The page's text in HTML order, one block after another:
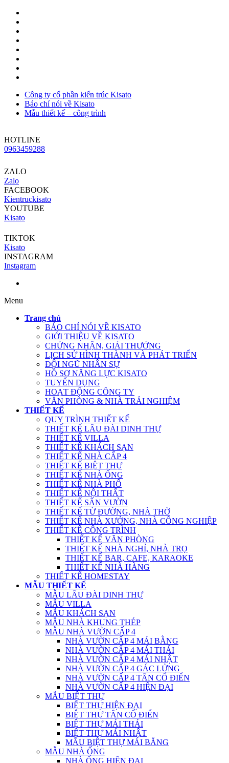
Công ty cổ phần kiến trúc Kisato
Báo chí nói về Kisato
Mẫu thiết kế – công trình
HOTLINE
0963459288
ZALO
Zalo
FACEBOOK
Kientruckisato
YOUTUBE
Kisato
TIKTOK
Kisato
INSTAGRAM
Instagram
Menu
Trang chủ
BÁO CHÍ NÓI VỀ KISATO
GIỚI THIỆU VỀ KISATO
CHỨNG NHẬN, GIẢI THƯỞNG
LỊCH SỬ HÌNH THÀNH VÀ PHÁT TRIỂN
ĐỘI NGŨ NHÂN SỰ
HỒ SƠ NĂNG LỰC KISATO
TUYỂN DỤNG
HOẠT ĐỘNG CÔNG TY
VĂN PHÒNG & NHÀ TRẢI NGHIỆM
THIẾT KẾ
QUY TRÌNH THIẾT KẾ
THIẾT KẾ LÂU ĐÀI DINH THỰ
THIẾT KẾ VILLA
THIẾT KẾ KHÁCH SẠN
THIẾT KẾ NHÀ CẤP 4
THIẾT KẾ BIỆT THỰ
THIẾT KẾ NHÀ ỐNG
THIẾT KẾ NHÀ PHỐ
THIẾT KẾ NỘI THẤT
THIẾT KẾ SÂN VƯỜN
THIẾT KẾ TỪ ĐƯỜNG, NHÀ THỜ
THIẾT KẾ NHÀ XƯỞNG, NHÀ CÔNG NGHIỆP
THIẾT KẾ CÔNG TRÌNH
THIẾT KẾ VĂN PHÒNG
THIẾT KẾ NHÀ NGHỈ, NHÀ TRỌ
THIẾT KẾ BAR, CAFE, KARAOKE
THIẾT KẾ NHÀ HÀNG
THIẾT KẾ HOMESTAY
MẪU THIẾT KẾ
MẪU LÂU ĐÀI DINH THỰ
MẪU VILLA
MẪU KHÁCH SẠN
MẪU NHÀ KHUNG THÉP
MẪU NHÀ VƯỜN CẤP 4
NHÀ VƯỜN CẤP 4 MÁI BẰNG
NHÀ VƯỜN CẤP 4 MÁI THÁI
NHÀ VƯỜN CẤP 4 MÁI NHẬT
NHÀ VƯỜN CẤP 4 GÁC LỬNG
NHÀ VƯỜN CẤP 4 TÂN CỔ ĐIỂN
NHÀ VƯỜN CẤP 4 HIỆN ĐẠI
MẪU BIỆT THỰ
BIỆT THỰ HIỆN ĐẠI
BIỆT THỰ TÂN CỔ ĐIỂN
BIỆT THỰ MÁI THÁI
BIỆT THỰ MÁI NHẬT
MẪU BIỆT THỰ MÁI BẰNG
MẪU NHÀ ỐNG
NHÀ ỐNG HIỆN ĐẠI